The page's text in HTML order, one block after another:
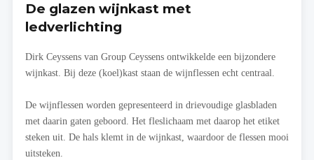
De glazen wijnkast met
ledverlichting
Dirk Ceyssens van Group Ceyssens ontwikkelde een bijzondere
wijnkast. Bij deze (koel)kast staan de wijnflessen echt centraal.
De wijnflessen worden gepresenteerd in drievoudige glasbladen
met daarin gaten geboord. Het fleslichaam met daarop het etiket
steken uit. De hals klemt in de wijnkast, waardoor de flessen mooi
uitsteken.